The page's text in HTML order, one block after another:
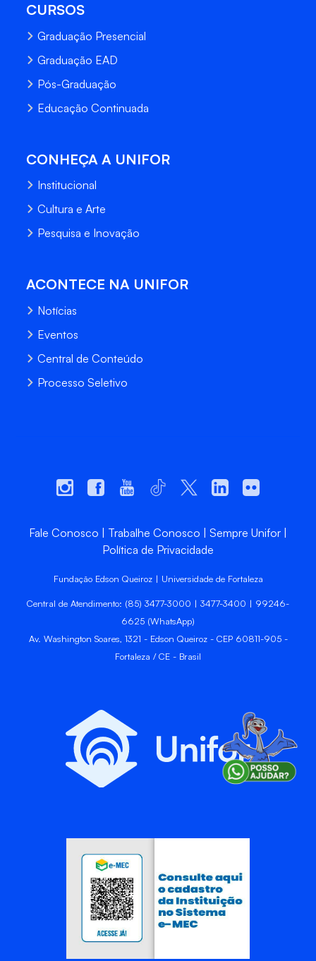
CURSOS
Graduação Presencial
Graduação EAD
Pós-Graduação
Educação Continuada
CONHEÇA A UNIFOR
Institucional
Cultura e Arte
Pesquisa e Inovação
ACONTECE NA UNIFOR
Notícias
Eventos
Central de Conteúdo
Processo Seletivo
Fale Conosco Trabalhe Conosco
Sempre Unifor
Política de Privacidade
Fundação Edson Queiroz | Universidade de Fortaleza
Central de Atendimento: (85) 3477-3000 | 3477-3400 | 99246-
6625 (WhatsApp)
Av. Washington Soares, 1321 - Edson Queiroz - CEP 60811-905 -
Fortaleza / CE - Brasil